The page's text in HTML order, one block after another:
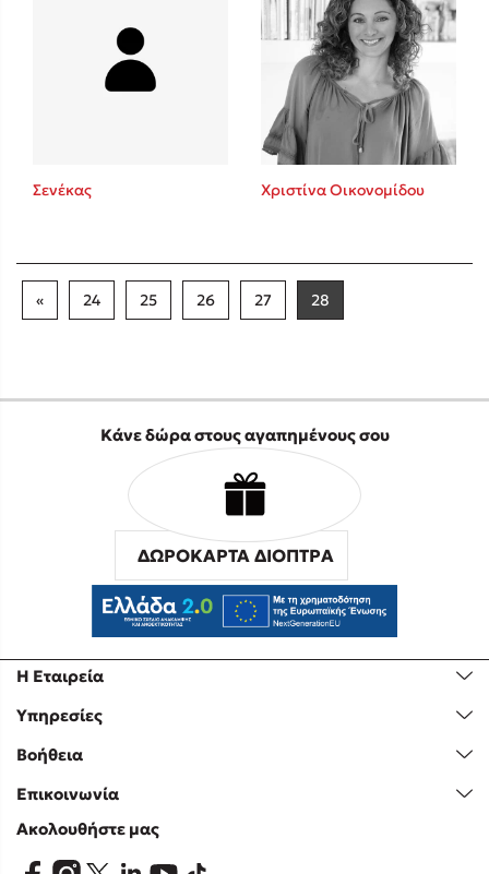
Σενέκας Χριστίνα Οικονομίδου
« 24 25 26 27 28
Η Εταιρεία
Υπηρεσίες
Βοήθεια
Επικοινωνία
Κάνε δώρα στους αγαπημένους σου
ΔΩΡΟΚΑΡΤΑ ΔΙΟΠΤΡΑ
Ακολουθήστε μας